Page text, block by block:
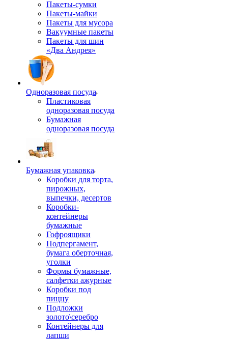
Пакеты-сумки
Пакеты-майки
Пакеты для мусора
Вакуумные пакеты
Пакеты для шин
«Два Андрея»
Одноразовая посуда
Пластиковая
одноразовая посуда
Бумажная
одноразовая посуда
Бумажная упаковка
Коробки для торта,
пирожных,
выпечки, десертов
Коробки-
контейнеры
бумажные
Гофроящики
Подпергамент,
бумага оберточная,
уголки
Формы бумажные,
салфетки ажурные
Коробки под
пиццу
Подложки
золото\серебро
Контейнеры для
лапши